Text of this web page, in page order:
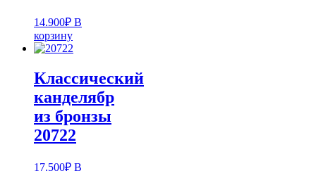
14.900₽ В
корзину
Классический
канделябр
из бронзы
20722
17.500₽ В